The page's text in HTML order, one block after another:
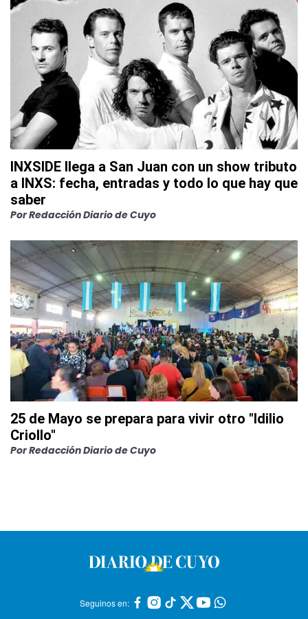
INXSIDE llega a San Juan con un show tributo
a INXS: fecha, entradas y todo lo que hay que
saber
PorRedacción Diario de Cuyo
25 de Mayo se prepara para vivir otro "Idilio
Criollo"
PorRedacción Diario de Cuyo
Seguinos en: